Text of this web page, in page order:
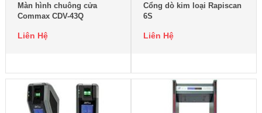
Màn hình chuông cửa
Commax CDV-43Q
Liên Hệ
Cổng dò kim loại Rapiscan
6S
Liên Hệ